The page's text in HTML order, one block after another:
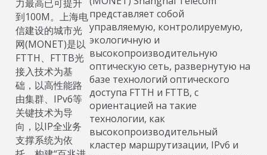
力最高已可提升
到100M。上海电
信建设的城市光
网(MONET)是以
FTTH、FTTB光
接入技术为基
础，以高性能路
由集群、IPv6等
关键技术为导
向，以IP全业务
支撑系统为依
представляет собой
управляемую, контролируемую,
экологичную и
высокопроизводительную
оптическую сеть, развернутую на
базе технологий оптического
доступа FTTH и FTTB, с
ориентацией на такие
технологии, как
высокопроизводительный
кластер маршрутизации, IPv6 и